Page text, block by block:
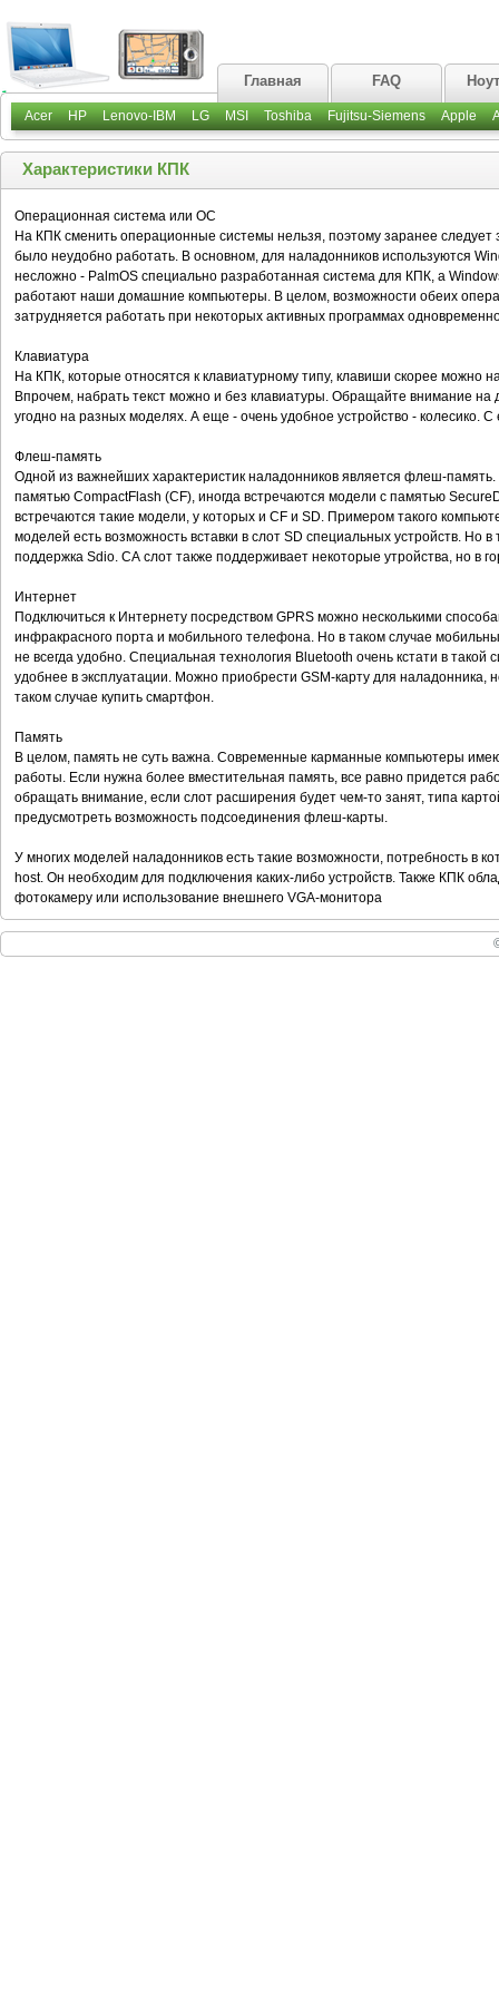
Главная FAQ
Acer HP Lenovo-IBM LG MSI Toshiba Fujitsu-Siemens Apple
Характеристики КПК
Операционная система или ОС
На КПК сменить операционные системы нельзя, поэтому заранее следует
было неудобно работать. В основном, для наладонников используются
несложно - PalmOS специально разработанная система для КПК, а
работают наши домашние компьютеры. В целом, возможности обеих
затрудняется работать при некоторых активных программах
Клавиатура
На КПК, которые относятся к клавиатурному типу, клавиши скорее можно
Впрочем, набрать текст можно и без клавиатуры. Обращайте внимание
угодно на разных моделях. А еще - очень удобное устройство - колесико.
Флеш-память
Одной из важнейших характеристик наладонников является флеш-
памятью CompactFlash (CF), иногда встречаются модели с памятью
встречаются такие модели, у которых и CF и SD. Примером такого
моделей есть возможность вставки в слот SD специальных устройств. Но
поддержка Sdio. СА слот также поддерживает некоторые утройства, но в
Интернет
Подключиться к Интернету посредством GPRS можно несколькими
инфракрасного порта и мобильного телефона. Но в таком случае
не всегда удобно. Специальная технология Bluetooth очень кстати в такой
удобнее в эксплуатации. Можно приобрести GSM-карту для наладонника,
таком случае купить смартфон.
Память
В целом, память не суть важна. Современные карманные компьютеры
работы. Если нужна более вместительная память, все равно придется
обращать внимание, если слот расширения будет чем-то занят, типа
предусмотреть возможность подсоединения флеш-карты.
У многих моделей наладонников есть такие возможности, потребность в
host. Он необходим для подключения каких-либо устройств. Также КПК
фотокамеру или использование внешнего VGA-монитора